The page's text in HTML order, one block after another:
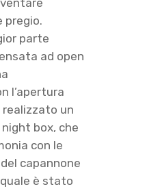
pregio.
parte
ad open
l’apertura
realizzato un
box, che
con le
capannone
è stato